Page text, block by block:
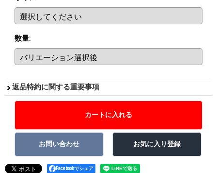
数量:
返品特約に関する重要事項
Facebookでシェア